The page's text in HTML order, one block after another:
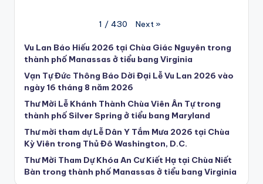
1 / 430 Next »
Vu Lan Báo Hiếu 2026 tại Chùa Giác Nguyên trong
thành phố Manassas ở tiểu bang Virginia
Vạn Tự Đức Thông Báo Dời Đại Lễ Vu Lan 2026 vào
ngày 16 tháng 8 năm 2026
Thư Mời Lễ Khánh Thành Chùa Viên Ân Tự trong
thành phố Silver Spring ở tiểu bang Maryland
Thư mời tham dự Lễ Dân Y Tắm Mưa 2026 tại Chùa
Kỳ Viên trong Thủ Đô Washington, D.C.
Thư Mời Tham Dự Khóa An Cư Kiết Hạ tại Chùa Niết
Bàn trong thành phố Manassas ở tiểu bang Virginia